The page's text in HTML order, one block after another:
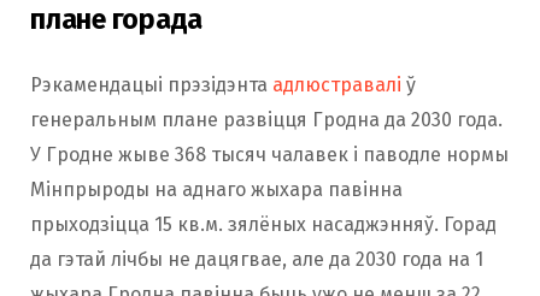
плане горада
Рэкамендацыі прэзідэнта адлюстравалі ў
генеральным плане развіцця Гродна да 2030 года.
У Гродне жыве 368 тысяч чалавек і паводле нормы
Мінпрыроды на аднаго жыхара павінна
прыходзіцца 15 кв.м. зялёных насаджэнняў. Горад
да гэтай лічбы не дацягвае, але да 2030 года на 1